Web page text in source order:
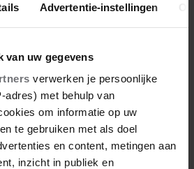
Advertentie-instellingen
van uw gegevens
verwerken je persoonlijke
adres) met behulp van
om informatie op uw
te gebruiken met als doel
en content, metingen aan
inzicht in publiek en
Geheim ligt nu in de winkel
Abonneren
lezen